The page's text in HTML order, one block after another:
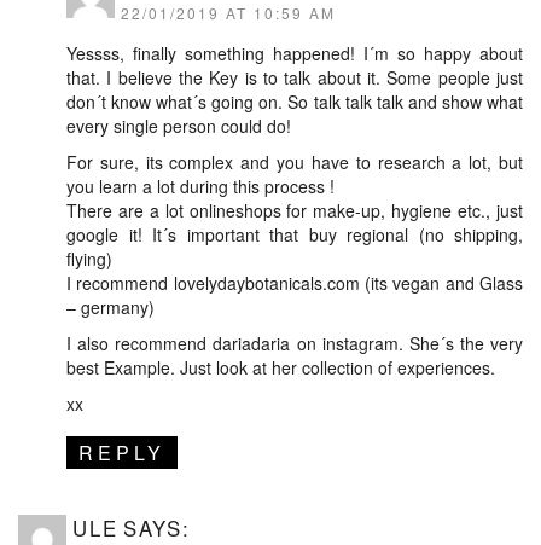
22/01/2019 AT 10:59 AM
Yessss, finally something happened! I´m so happy about
that. I believe the Key is to talk about it. Some people just
don´t know what´s going on. So talk talk talk and show what
every single person could do!
For sure, its complex and you have to research a lot, but
you learn a lot during this process !
There are a lot onlineshops for make-up, hygiene etc., just
google it! It´s important that buy regional (no shipping,
flying)
I recommend lovelydaybotanicals.com (its vegan and Glass
– germany)
I also recommend dariadaria on instagram. She´s the very
best Example. Just look at her collection of experiences.
xx
REPLY
ULE SAYS: